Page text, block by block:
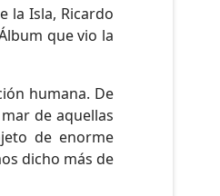
la Isla, Ricardo
que vio la
humana. De
de aquellas
de enorme
dicho más de